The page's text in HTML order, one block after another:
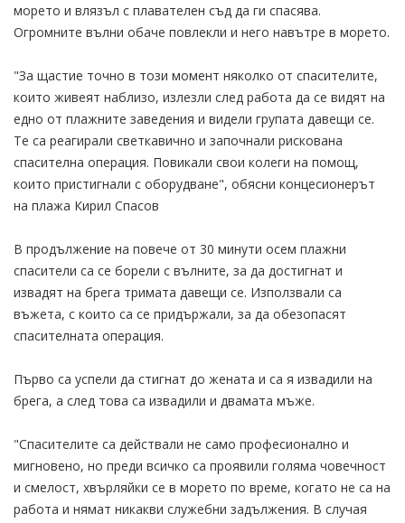
морето и влязъл с плавателен съд да ги спасява.
Огромните вълни обаче повлекли и него навътре в морето.
"За щастие точно в този момент няколко от спасителите,
които живеят наблизо, излезли след работа да се видят на
едно от плажните заведения и видели групата давещи се.
Те са реагирали светкавично и започнали рискована
спасителна операция. Повикали свои колеги на помощ,
които пристигнали с оборудване", обясни концесионерът
на плажа Кирил Спасов
В продължение на повече от 30 минути осем плажни
спасители са се борели с вълните, за да достигнат и
извадят на брега тримата давещи се. Използвали са
въжета, с които са се придържали, за да обезопасят
спасителната операция.
Първо са успели да стигнат до жената и са я извадили на
брега, а след това са извадили и двамата мъже.
"Спасителите са действали не само професионално и
мигновено, но преди всичко са проявили голяма човечност
и смелост, хвърляйки се в морето по време, когато не са на
работа и нямат никакви служебни задължения. В случая